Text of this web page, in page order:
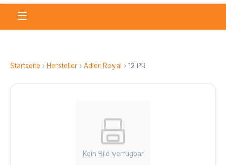
Startseite › Hersteller › Adler-Royal › 12 PR
Kein Bild verfügbar